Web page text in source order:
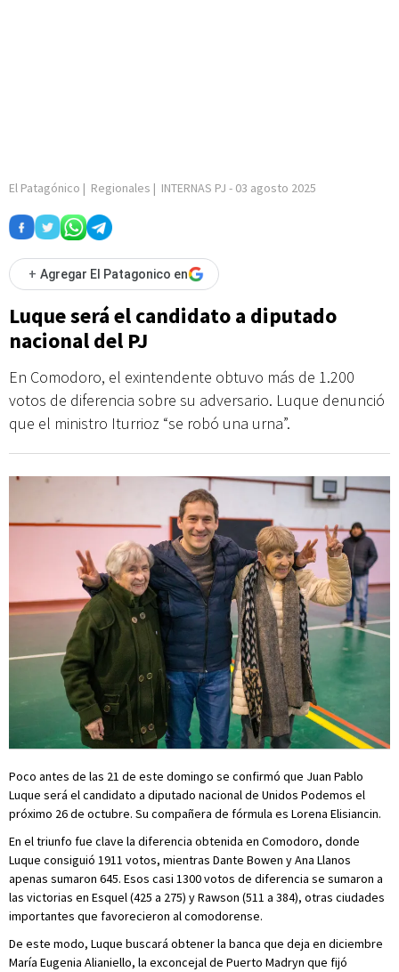
El Patagónico | Regionales | INTERNAS PJ - 03 agosto 2025
+ Agregar El Patagonico en
Luque será el candidato a diputado
nacional del PJ
En Comodoro, el exintendente obtuvo más de 1.200
votos de diferencia sobre su adversario. Luque denunció
que el ministro Iturrioz “se robó una urna”.
Poco antes de las 21 de este domingo se confirmó que Juan Pablo
Luque será el candidato a diputado nacional de Unidos Podemos el
próximo 26 de octubre. Su compañera de fórmula es Lorena Elisiancin.
En el triunfo fue clave la diferencia obtenida en Comodoro, donde
Luque consiguió 1911 votos, mientras Dante Bowen y Ana Llanos
apenas sumaron 645. Esos casi 1300 votos de diferencia se sumaron a
las victorias en Esquel (425 a 275) y Rawson (511 a 384), otras ciudades
importantes que favorecieron al comodorense.
De este modo, Luque buscará obtener la banca que deja en diciembre
María Eugenia Alianiello, la exconcejal de Puerto Madryn que fijó